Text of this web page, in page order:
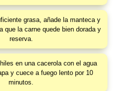
grasa, añade la manteca y
que la carne quede bien dorada y
reserva.
en una cacerola con el agua
y cuece a fuego lento por 10
minutos.